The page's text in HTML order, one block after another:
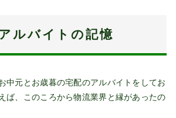
ルバイトの記憶
中元とお歳暮の宅配のアルバイトをしてお
ば、このころから物流業界と縁があったの